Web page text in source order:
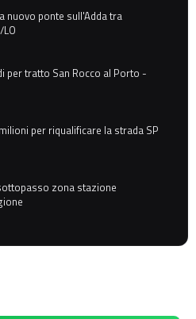
nuovo ponte sull'Adda tra
per tratto San Rocco al Porto -
per riqualificare la strada SP
zona stazione